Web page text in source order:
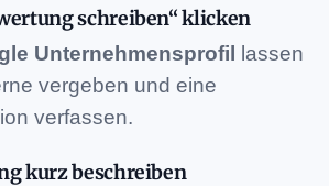
schreiben“ klicken
Unternehmensprofil lassen
vergeben und eine
verfassen.
kurz beschreiben